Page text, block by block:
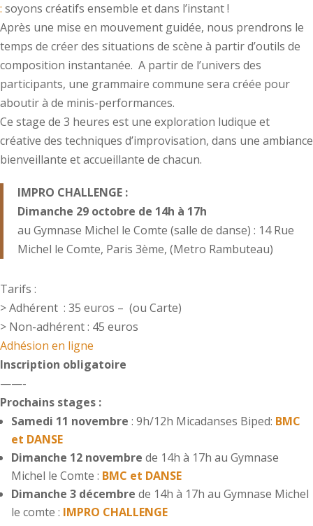
: soyons créatifs ensemble et dans l’instant !
Après une mise en mouvement guidée, nous prendrons le
temps de créer des situations de scène à partir d’outils de
composition instantanée. A partir de l’univers des
participants, une grammaire commune sera créée pour
aboutir à de minis-performances.
Ce stage de 3 heures est une exploration ludique et
créative des techniques d’improvisation, dans une ambiance
bienveillante et accueillante de chacun.
IMPRO CHALLENGE :
Dimanche 29 octobre de 14h à 17h
au Gymnase Michel le Comte (salle de danse) : 14 Rue
Michel le Comte, Paris 3ème, (Metro Rambuteau)
Tarifs :
> Adhérent : 35 euros – (ou Carte)
> Non-adhérent : 45 euros
Adhésion en ligne
Inscription obligatoire
——-
Prochains stages :
Samedi 11 novembre : 9h/12h Micadanses Biped: BMC
et DANSE
Dimanche 12 novembre de 14h à 17h au Gymnase
Michel le Comte : BMC et DANSE
Dimanche 3 décembre de 14h à 17h au Gymnase Michel
le comte : IMPRO CHALLENGE